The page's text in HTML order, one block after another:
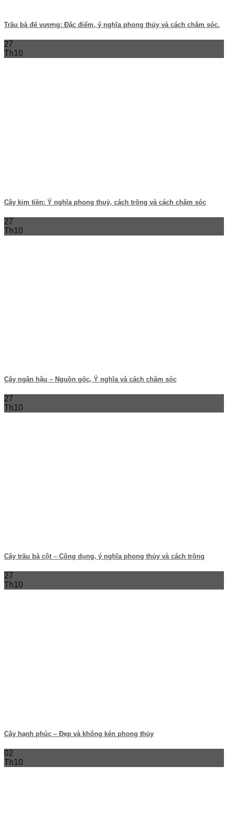
Trầu bà đế vương: Đặc điểm, ý nghĩa phong thủy và cách chăm sóc.
27
Th10
Cây kim tiền: Ý nghĩa phong thuỷ, cách trồng và cách chăm sóc
27
Th10
Cây ngân hậu – Nguồn gốc, Ý nghĩa và cách chăm sóc
27
Th10
Cây trầu bà cột – Công dụng, ý nghĩa phong thủy và cách trồng
27
Th10
Cây hạnh phúc – Đẹp và không kén phong thủy
02
Th10